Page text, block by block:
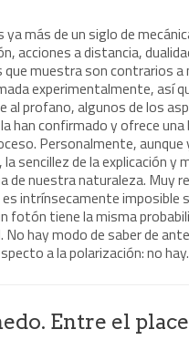
más de un siglo de
acciones a distancia,
muestra son contrarios a
experimentalmente, así
al profano, algunos de los
han confirmado y ofrece
Personalmente, aunque
sencillez de la explicación y
de nuestra naturaleza. Muy
intrínsecamente imposible
fotón tiene la misma
hay modo de saber de
a la polarización: no
Entre el